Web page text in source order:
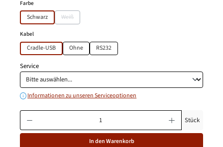
Farbeauswählen
Schwarz Weiß(Diese Option ist zurzeit nicht verfügbar.)
Kabelauswählen
Cradle-USB Ohne RS232
Service
Informationen zu unseren Serviceoptionen
Produkt Anzahl: Gib den gewünschten Wert ein oder benutze die
Stück
In den Warenkorb